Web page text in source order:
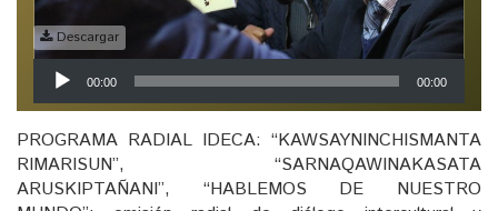
Descargar
Reproductor
de
audio
00:00 00:00
PROGRAMA RADIAL IDECA: “KAWSAYNINCHISMANTA
RIMARISUN”, “SARNAQAWINAKASATA
ARUSKIPTAÑANI”, “HABLEMOS DE NUESTRO